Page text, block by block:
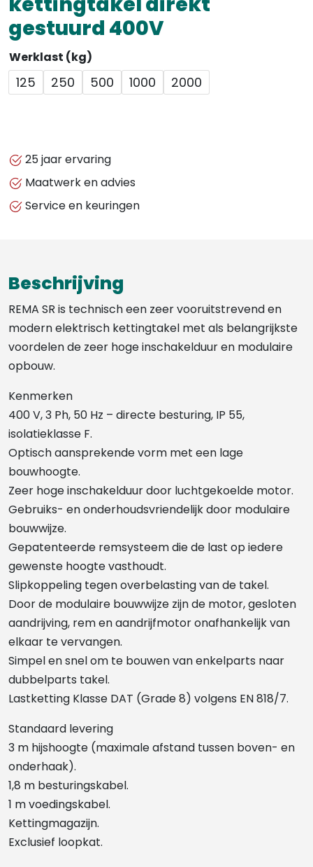
gestuurd 400V
Werklast (kg)
125 250 500 1000 2000
25 jaar ervaring
Maatwerk en advies
Service en keuringen
Beschrijving
REMA SR is technisch een zeer vooruitstrevend en
modern elektrisch kettingtakel met als belangrijkste
voordelen de zeer hoge inschakelduur en modulaire
opbouw.
Kenmerken
400 V, 3 Ph, 50 Hz – directe besturing, IP 55,
isolatieklasse F.
Optisch aansprekende vorm met een lage
bouwhoogte.
Zeer hoge inschakelduur door luchtgekoelde motor.
Gebruiks- en onderhoudsvriendelijk door modulaire
bouwwijze.
Gepatenteerde remsysteem die de last op iedere
gewenste hoogte vasthoudt.
Slipkoppeling tegen overbelasting van de takel.
Door de modulaire bouwwijze zijn de motor, gesloten
aandrijving, rem en aandrijfmotor onafhankelijk van
elkaar te vervangen.
Simpel en snel om te bouwen van enkelparts naar
dubbelparts takel.
Lastketting Klasse DAT (Grade 8) volgens EN 818/7.
Standaard levering
3 m hijshoogte (maximale afstand tussen boven- en
onderhaak).
1,8 m besturingskabel.
1 m voedingskabel.
Kettingmagazijn.
Exclusief loopkat.